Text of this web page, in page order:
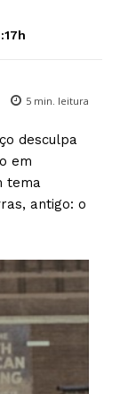
5 min. leitura
desculpa
em
tema
antigo: o